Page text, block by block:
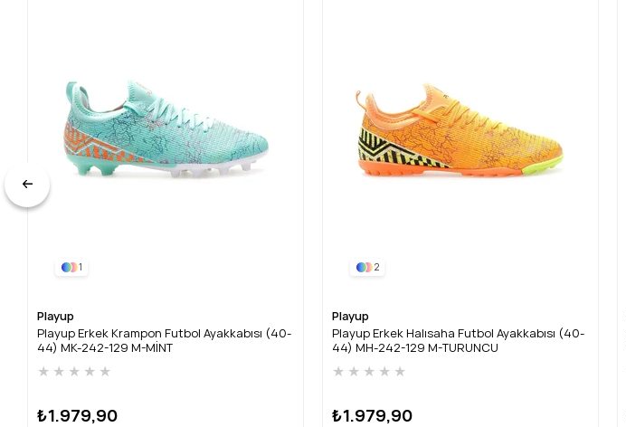
1
Playup
Playup Erkek Krampon Futbol Ayakkabısı (40-
44) MK-242-129 M-MİNT
★ ★ ★ ★ ★
₺1.979,90
2
Playup
Playup Erkek Halısaha Futbol Ayakkabısı (40-
44) MH-242-129 M-TURUNCU
★ ★ ★ ★ ★
₺1.979,90